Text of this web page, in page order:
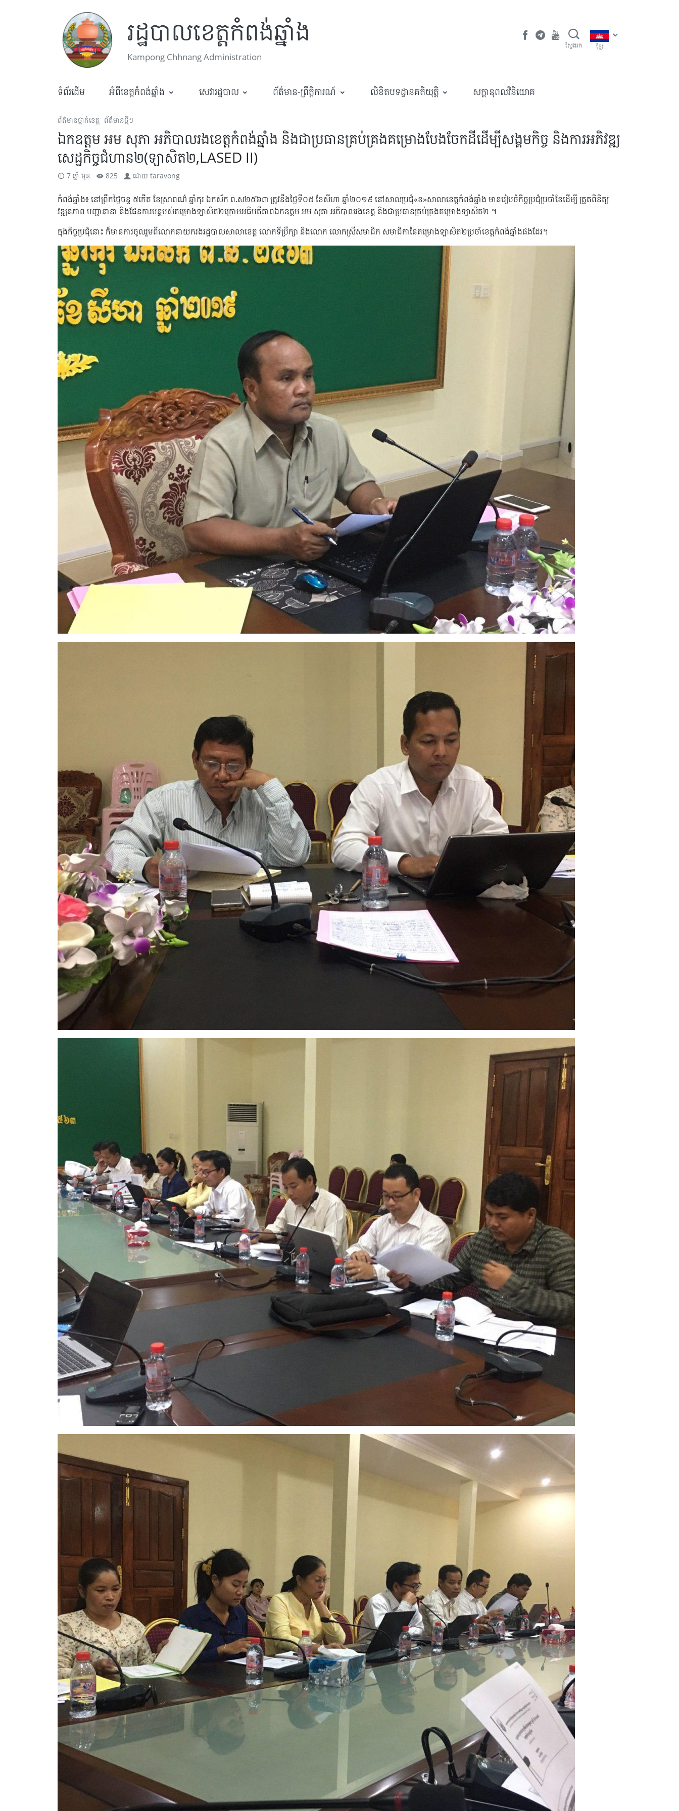
រដ្ឋបាលខេត្តកំពង់ឆ្នាំង
Kampong Chhnang Administration
ស្វែងរក ខ្មែរ
ទំព័រដើម អំពីខេត្តកំពង់ឆ្នាំង សេវារដ្ឋបាល ព័ត៌មាន-ព្រឹត្តិការណ៍ លិខិតបទដ្ឋានគតិយុត្តិ ​សក្តានុពលវិនិយោគ
ព័ត៌មានថ្នាក់ខេត្ត ព័ត៌មានថ្មីៗ
ឯកឧត្តម អម សុភា អភិបាលរងខេត្តកំពង់ឆ្នាំង និងជាប្រធានគ្រប់គ្រងគម្រោងបែងចែកដីដេីម្បីសង្គមកិច្ច និងការអភិវឌ្ឍ
សេដ្ឋកិច្ចជំហាន២(ឡាសិត២,LASED II)
7 ឆ្នាំ មុន 825 ដោយ taravong
កំពង់ឆ្នាំង៖ នៅ​ព្រឹក​ថ្ងៃចន្ទ ៥កើត​ ខែស្រាពណ៌ ឆ្នាំកុរ ឯកស័ក ព.ស២៥៦៣ ត្រូវនឹងថ្ងៃទី០៥ ខែសីហា ឆ្នាំ២០១៩ នៅ​សាលប្រជុំ​«ខ»​សាលា​ខេត្តកំពង់ឆ្នាំង មាន​រៀប​ចំ​កិច្ចប្រជុំប្រចាំខែដើម្បី​ ត្រួត​ពិនិត្យ
វឌ្ឍនភាព បញ្ហានានា និងផែនការបន្ដ​បស់គម្រោង​ឡាសិត​២ក្រោម​អធិបតីភាព​ឯកឧត្តម អម សុភា អភិបាលរងខេត្ត និងជាប្រធានគ្រប់គ្រងគម្រោងឡាសិត២ ។
ក្នុង​កិច្ចប្រជុំនោះ ក៏​មាន​ការ​ចូលរួម​ពីលោកនាយក​រង​រដ្ឋបាល​សាលា​ខេត្ត លោក​ទីប្រឹក្សា និង​លោក លោក​ស្រី​សមាជិក សមាជិកា​នៃគម្រោង​ឡាសិត​២​ប្រចាំ​ខេត្ត​កំពង់ឆ្នាំង​ផងដែរ។